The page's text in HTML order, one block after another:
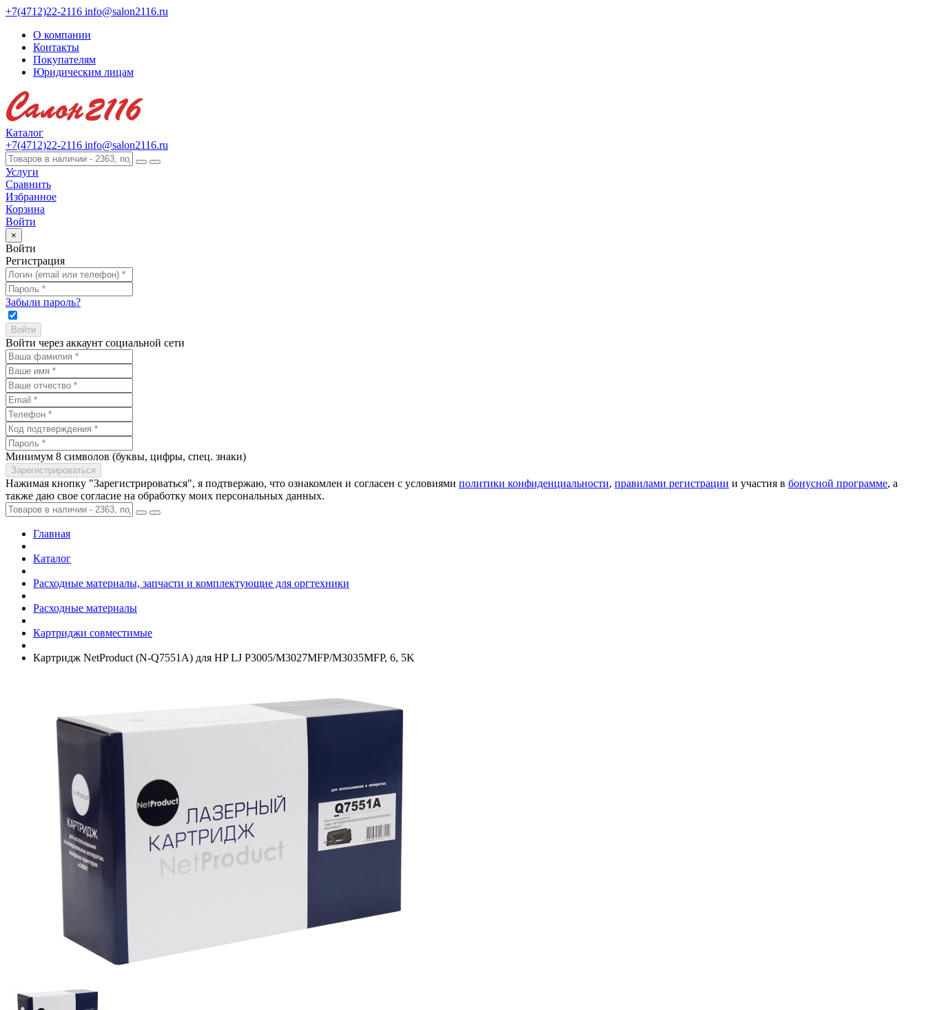
+7(4712)22-2116 info@salon2116.ru
О компании
Контакты
Покупателям
Юридическим лицам
Каталог
+7(4712)22-2116 info@salon2116.ru
Услуги
Сравнить
Избранное
Корзина
Войти
×
Войти
Регистрация
Забыли пароль?
Войти через аккаунт социальной сети
Минимум 8 символов (буквы, цифры, спец. знаки)
Нажимая кнопку "Зарегистрироваться", я подтвержаю, что ознакомлен и согласен с условиями политики конфиденциальности, правилами регистрации и участия в бонусной программе, а
также даю свое согласие на обработку моих персональных данных.
Главная
Каталог
Расходные материалы, запчасти и комплектующие для оргтехники
Расходные материалы
Картриджи совместимые
Картридж NetProduct (N-Q7551A) для HP LJ P3005/­M3027MFP/­M3035MFP, 6, 5K